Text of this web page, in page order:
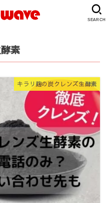
SEARCH
素
キラリ麹の炭クレンズ生酵素